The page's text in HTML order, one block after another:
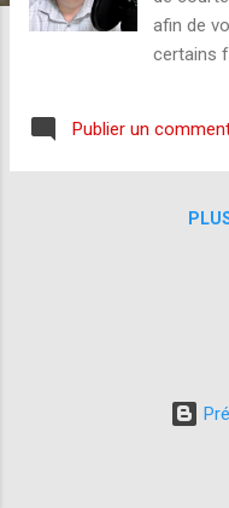
afin de
certains
à propos
Rendez-
Publier un